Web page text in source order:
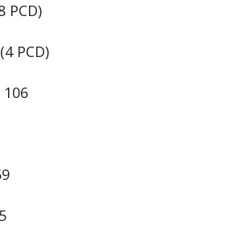
PCD)
PCD)